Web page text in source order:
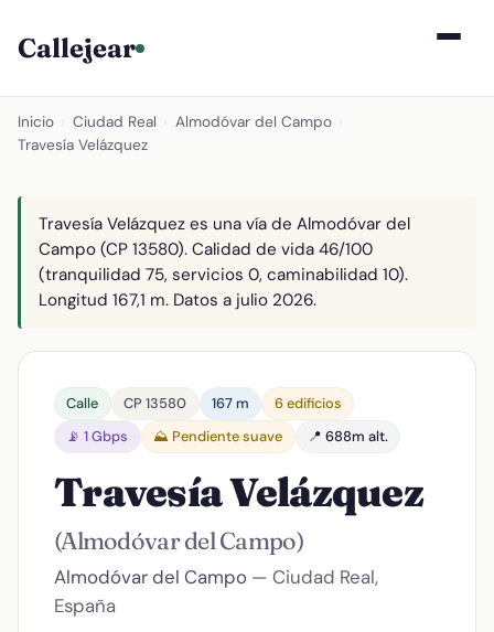
Callejear
Inicio Ciudad Real Almodóvar del Campo
Travesía Velázquez
Travesía Velázquez es una vía de Almodóvar del
Campo (CP 13580). Calidad de vida 46/100
(tranquilidad 75, servicios 0, caminabilidad 10).
Longitud 167,1 m. Datos a julio 2026.
Calle CP 13580 167 m
6 edificios
📡 1 Gbps
⛰️ Pendiente suave 📍 688m alt.
Travesía Velázquez
(Almodóvar del Campo)
Almodóvar del Campo — Ciudad Real,
España